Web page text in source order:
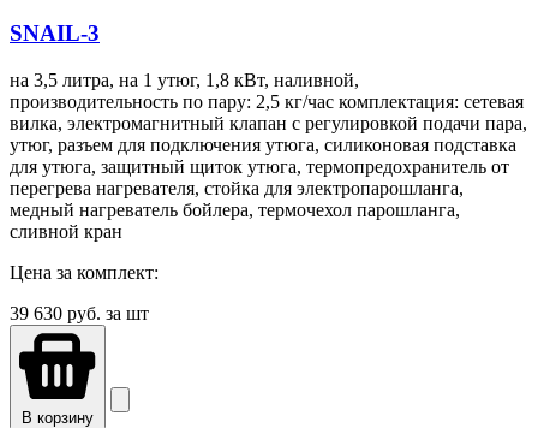
SNAIL-3
на 3,5 литра, на 1 утюг, 1,8 кВт, наливной,
производительность по пару: 2,5 кг/час комплектация: сетевая
вилка, электромагнитный клапан с регулировкой подачи пара,
утюг, разъем для подключения утюга, силиконовая подставка
для утюга, защитный щиток утюга, термопредохранитель от
перегрева нагревателя, стойка для электропарошланга,
медный нагреватель бойлера, термочехол парошланга,
сливной кран
Цена за комплект:
39 630 руб. за шт
В корзину